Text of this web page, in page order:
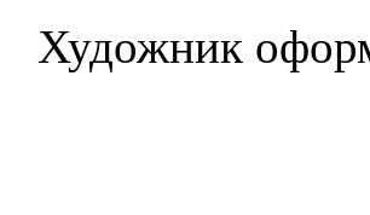
Художник